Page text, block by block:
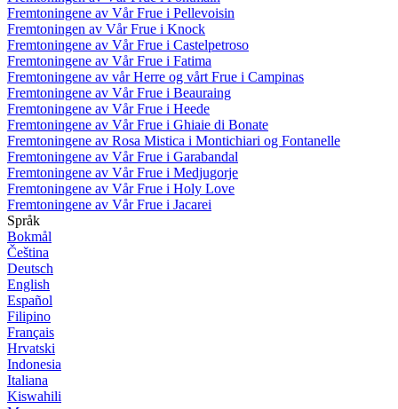
Fremtoningene av Vår Frue i Pellevoisin
Fremtoningen av Vår Frue i Knock
Fremtoningene av Vår Frue i Castelpetroso
Fremtoningene av Vår Frue i Fatima
Fremtoningene av vår Herre og vårt Frue i Campinas
Fremtoningene av Vår Frue i Beauraing
Fremtoningene av Vår Frue i Heede
Fremtoningene av Vår Frue i Ghiaie di Bonate
Fremtoningene av Rosa Mistica i Montichiari og Fontanelle
Fremtoningene av Vår Frue i Garabandal
Fremtoningene av Vår Frue i Medjugorje
Fremtoningene av Vår Frue i Holy Love
Fremtoningene av Vår Frue i Jacarei
Språk
Bokmål
Čeština
Deutsch
English
Español
Filipino
Français
Hrvatski
Indonesia
Italiana
Kiswahili